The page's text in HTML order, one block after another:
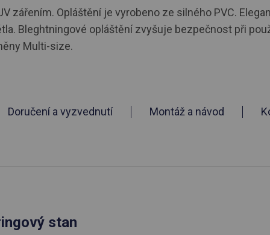
zářením. Opláštění je vyrobeno ze silného PVC.
Bleghtningové opláštění zvyšuje bezpečnost při
Multi-size.
Doručení a vyzvednutí Montáž a návod
stan